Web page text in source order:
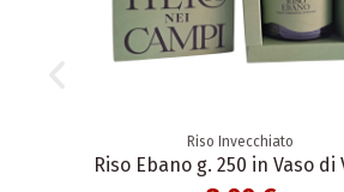
Riso Invecchiato
Riso Ebano g. 250 in Vaso di